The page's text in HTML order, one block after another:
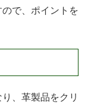
で、ポイントを
、革製品をクリ